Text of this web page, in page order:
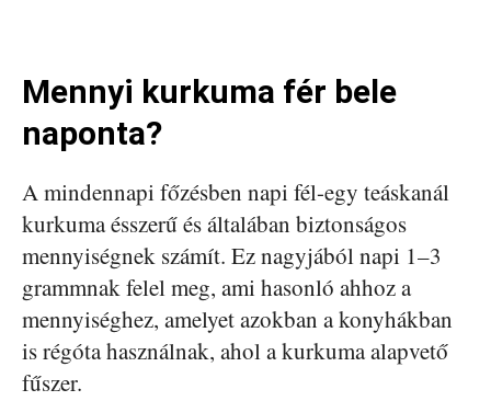
Mennyi kurkuma fér bele
naponta?
A mindennapi főzésben napi fél-egy teáskanál
kurkuma ésszerű és általában biztonságos
mennyiségnek számít. Ez nagyjából napi 1–3
grammnak felel meg, ami hasonló ahhoz a
mennyiséghez, amelyet azokban a konyhákban
is régóta használnak, ahol a kurkuma alapvető
fűszer.